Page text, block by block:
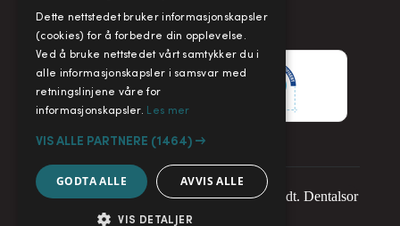
Fax: + 47 38 27 88 89
Copyright © 2025. Alle rettigheter forbeholdt. Dentalsor
Dette nettstedet bruker informasjonskapsler
(cookies) for å forbedre din opplevelse.
Ved å bruke nettstedet vårt samtykker du i
alle informasjonskapsler i samsvar med
retningslinjene våre for
informasjonskapsler. Les mer
VIS ALLE PARTNERE (1464) →
GODTA ALLE AVVIS ALLE
VIS DETALJER